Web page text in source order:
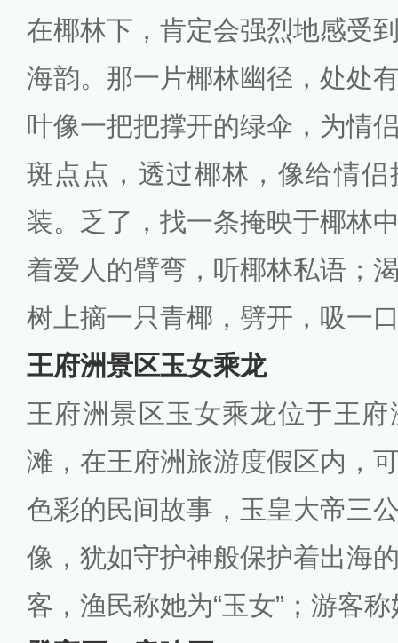
在椰林下，肯定会强烈地感受
海韵。那一片椰林幽径，处处
叶像一把把撑开的绿伞，为情
斑点点，透过椰林，像给情
装。乏了，找一条掩映于椰林
着爱人的臂弯，听椰林私语；
树上摘一只青椰，劈开，吸一
王府洲景区玉女乘龙
王府洲景区玉女乘龙位于王
滩，在王府洲旅游度假区内，
色彩的民间故事，玉皇大帝三
像，犹如守护神般保护着出海
客，渔民称她为“玉女”；游客称